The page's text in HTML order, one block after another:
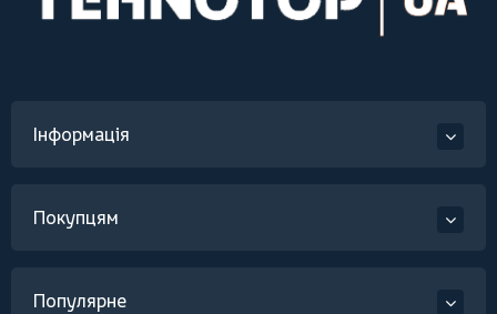
Інформація
Покупцям
Популярне